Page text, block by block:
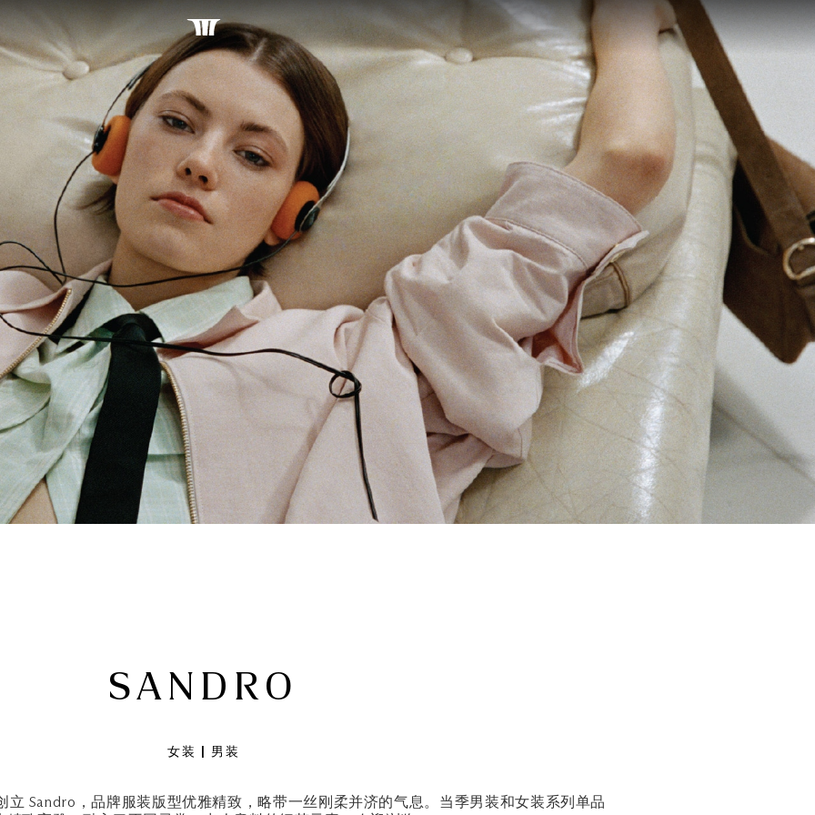
SANDRO
女装 | 男装
Sandro，品牌服装版型优雅精致，略带一丝刚柔并济的气息。当季男装和女装系列单品